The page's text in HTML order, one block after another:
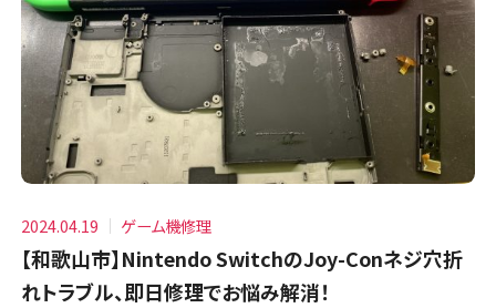
2024.04.19 ゲーム機修理
【和歌山市】Nintendo SwitchのJoy-Conネジ穴折
れトラブル、即日修理でお悩み解消！